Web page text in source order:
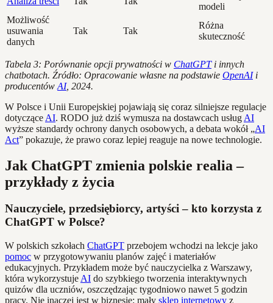
modeli
Możliwość
usuwania
danych
Tak Tak
Różna
skuteczność
Tabela 3: Porównanie opcji prywatności w ChatGPTi innych
chatbotach. Źródło: Opracowanie własne na podstawie OpenAIi
producentów AI, 2024.
W Polsce i Unii Europejskiej pojawiają się coraz silniejsze regulacje
dotyczące AI. RODO już dziś wymusza na dostawcach usług AI
wyższe standardy ochrony danych osobowych, a debata wokół „AI
Act” pokazuje, że prawo coraz lepiej reaguje na nowe technologie.
Jak ChatGPT zmienia polskie realia –
przykłady z życia
Nauczyciele, przedsiębiorcy, artyści – kto korzysta z
ChatGPT w Polsce?
W polskich szkołach ChatGPT przebojem wchodzi na lekcje jako
pomoc w przygotowywaniu planów zajęć i materiałów
edukacyjnych. Przykładem może być nauczycielka z Warszawy,
która wykorzystuje AI do szybkiego tworzenia interaktywnych
quizów dla uczniów, oszczędzając tygodniowo nawet 5 godzin
pracy. Nie inaczej jest w biznesie: mały sklep internetowy z